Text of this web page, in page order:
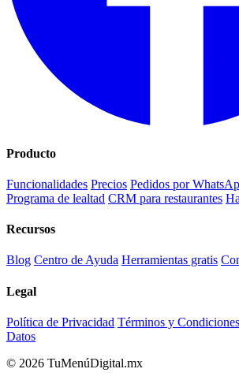
Producto
Funcionalidades Precios Pedidos por
Programa de lealtad CRM para restaurantes
Recursos
Blog Centro de Ayuda Herramientas gratis
Legal
Política de Privacidad Términos y Condiciones
Datos
© 2026 TuMenúDigital.mx